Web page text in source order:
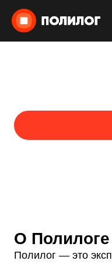
О Полилоге
Полилог — это